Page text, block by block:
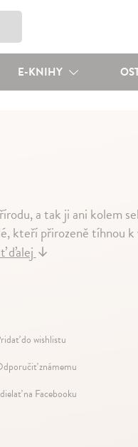
E-KNIHY
a tak ji ani kolem
kteří přirozeně tíhnou
ďalej↓
do wishlistu
známemu
na Facebooku